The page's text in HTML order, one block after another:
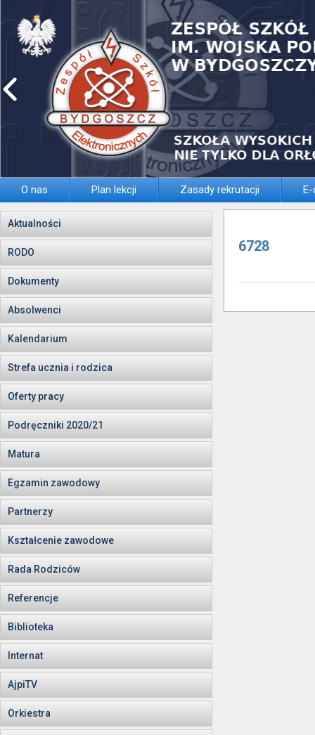
O nas Plan lekcji Zasady rekrutacji
Aktualności
RODO
Dokumenty
Absolwenci
Kalendarium
Strefa ucznia i rodzica
Oferty pracy
Podręczniki 2020/21
Matura
Egzamin zawodowy
Partnerzy
Kształcenie zawodowe
Rada Rodziców
Referencje
Biblioteka
Internat
AjpiTV
Orkiestra
6728